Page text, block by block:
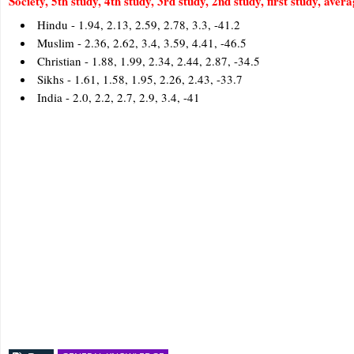
Hindu - 1.94, 2.13, 2.59, 2.78, 3.3, -41.2
Muslim - 2.36, 2.62, 3.4, 3.59, 4.41, -46.5
Christian - 1.88, 1.99, 2.34, 2.44, 2.87, -34.5
Sikhs - 1.61, 1.58, 1.95, 2.26, 2.43, -33.7
India - 2.0, 2.2, 2.7, 2.9, 3.4, -41